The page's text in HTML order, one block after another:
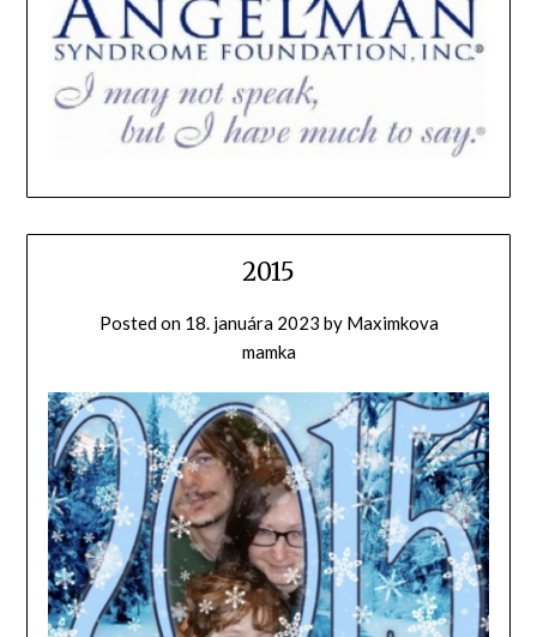
2015
Posted on 18. januára 2023 by Maximkova
mamka